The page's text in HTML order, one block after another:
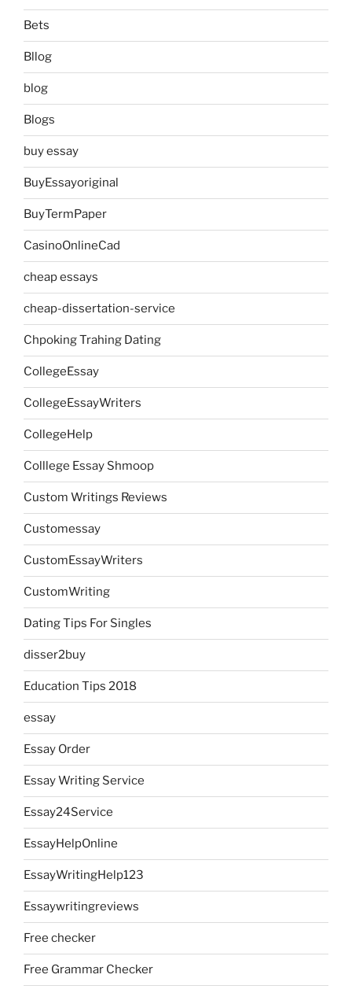
Bets
Bllog
blog
Blogs
buy essay
BuyEssayoriginal
BuyTermPaper
CasinoOnlineCad
cheap essays
cheap-dissertation-service
Chpoking Trahing Dating
CollegeEssay
CollegeEssayWriters
CollegeHelp
Colllege Essay Shmoop
Custom Writings Reviews
Customessay
CustomEssayWriters
CustomWriting
Dating Tips For Singles
disser2buy
Education Tips 2018
essay
Essay Order
Essay Writing Service
Essay24Service
EssayHelpOnline
EssayWritingHelp123
Essaywritingreviews
Free checker
Free Grammar Checker